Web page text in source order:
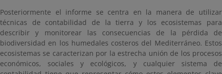
Posteriormente el informe se centra en la manera de utilizar
técnicas de contabilidad de la tierra y los ecosistemas para
describir y monitorear las consecuencias de la pérdida de
biodiversidad en los humedales costeros del Mediterráneo. Estos
ecosistemas se caracterizan por la estrecha unión de los procesos
económicos, sociales y ecológicos, y cualquier sistema de